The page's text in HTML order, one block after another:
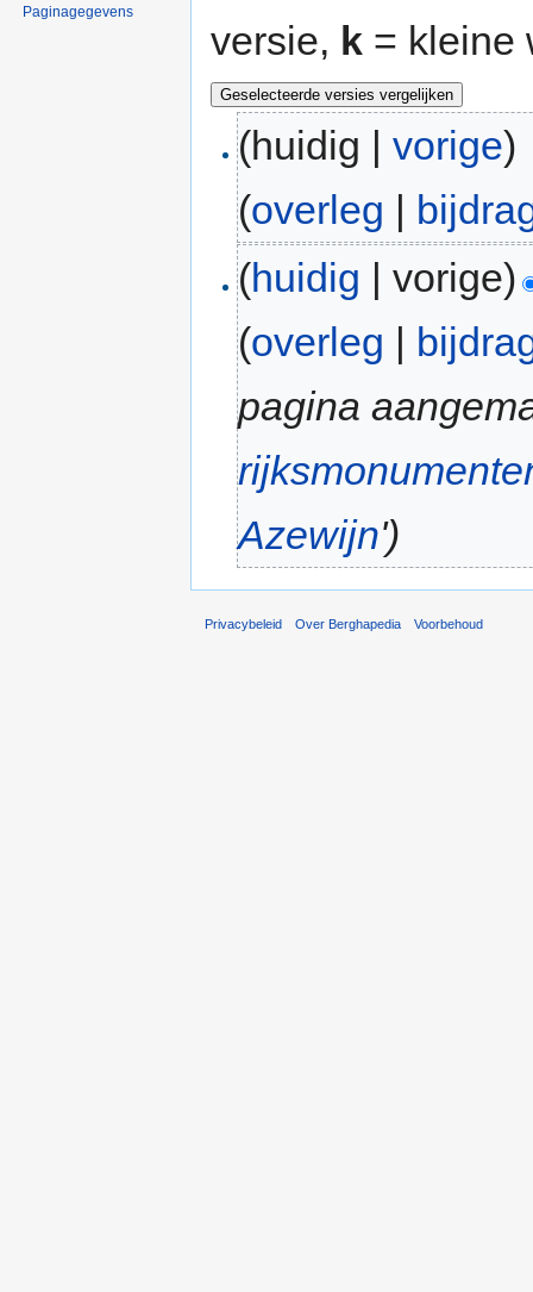
versie, k = kleine
(huidig |vorige)
(overleg |
(huidig | vorige)
(overleg
pagina
Azewijn')
Paginagegevens
Privacybeleid Over Berghapedia Voorbehoud